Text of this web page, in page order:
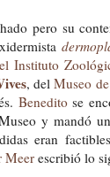
pero su
Instituto
, delMuseo
Beneditose
y mandó
eran
Meerescribió lo